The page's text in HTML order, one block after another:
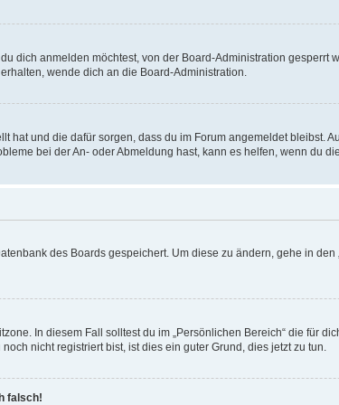
dich anmelden möchtest, von der Board-Administration
wende dich an die Board-Administration.
hat und die dafür sorgen, dass du im Forum angemeldet bleibst.
bei der An- oder Abmeldung hast, kann es helfen, wenn du
des Boards gespeichert. Um diese zu ändern, gehe in
In diesem Fall solltest du im „Persönlichen Bereich“ die für
nicht registriert bist, ist dies ein guter Grund, dies jetzt zu tun.
falsch!